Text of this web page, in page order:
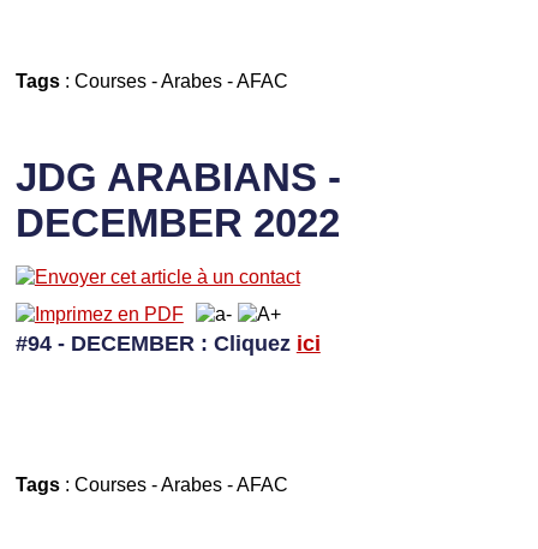
Tags: Courses-Arabes-AFAC
JDG ARABIANS -
DECEMBER 2022
#94 - DECEMBER: Cliquez ici
Tags: Courses-Arabes-AFAC